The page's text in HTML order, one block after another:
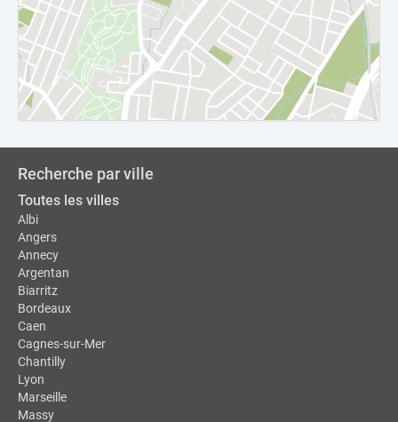
Recherche par ville
Toutes les villes
Albi
Angers
Annecy
Argentan
Biarritz
Bordeaux
Caen
Cagnes-sur-Mer
Chantilly
Lyon
Marseille
Massy